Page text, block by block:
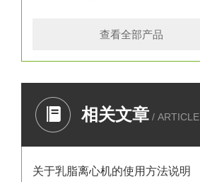
查看全部产品
相关文章 / ARTICLE
关于乳脂离心机的使用方法说明